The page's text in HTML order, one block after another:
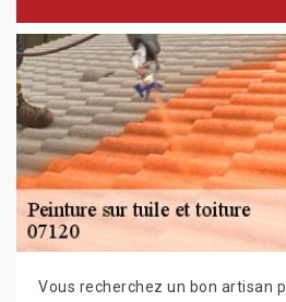
Vous recherchez un bon artisan